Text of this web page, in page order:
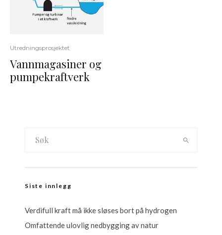
Utredningsprosjektet
Vannmagasiner og
pumpekraftverk
Siste innlegg
Verdifull kraft må ikke sløses bort på hydrogen
Omfattende ulovlig nedbygging av natur